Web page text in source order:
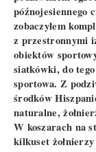
późnojesiennego
zobaczyłem
z przestronnymi
obiektów
siatkówki, do
sportowa. Z
środków
naturalne,
W koszarach na
kilkuset